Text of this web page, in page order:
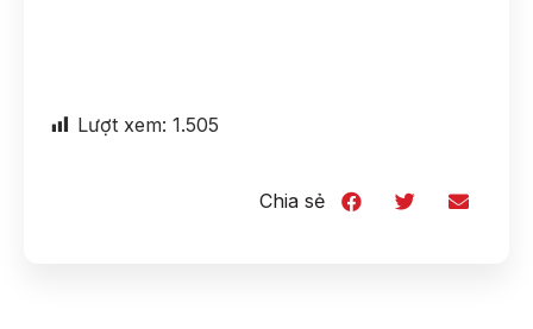
Lượt xem: 1.505
Chia sẻ